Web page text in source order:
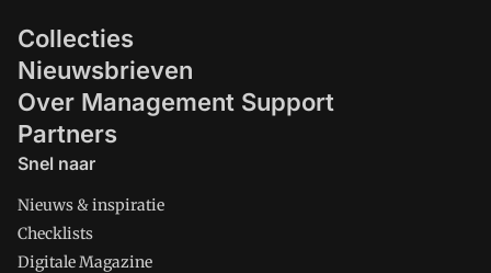
Collecties
Nieuwsbrieven
Over Management Support
Partners
Snel naar
Nieuws & inspiratie
Checklists
Digitale Magazine